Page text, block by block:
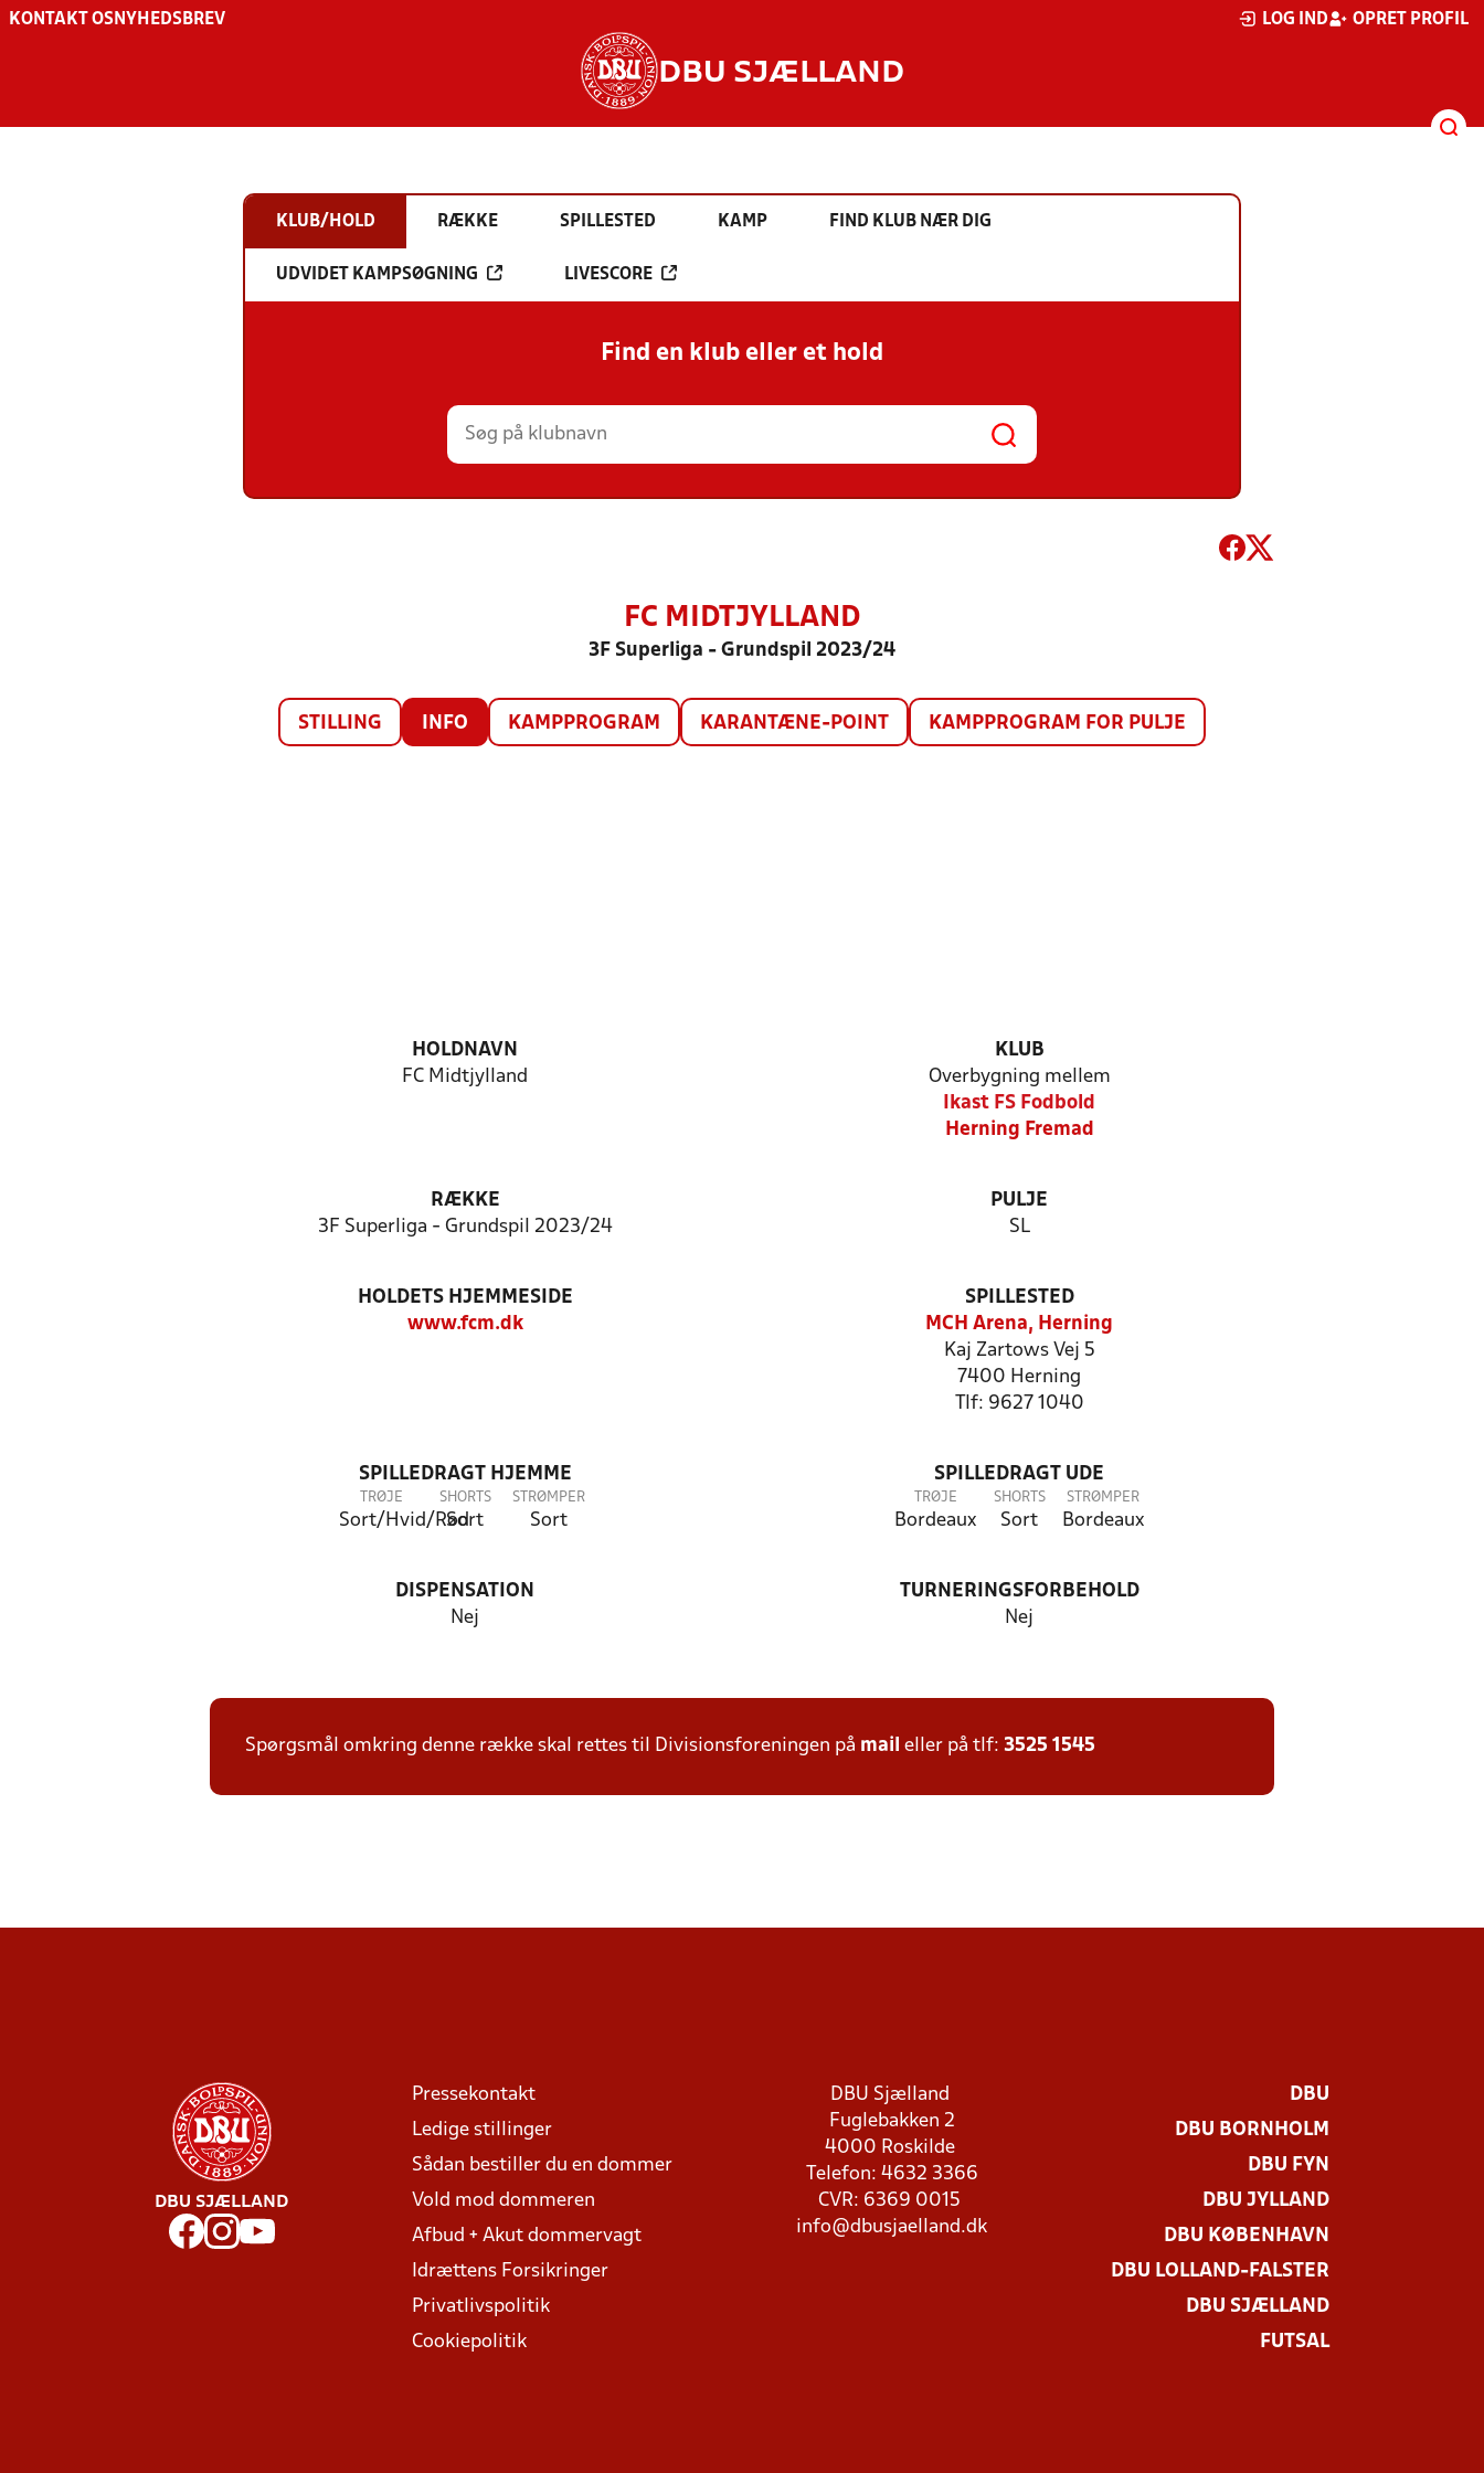
KONTAKT OS NYHEDSBREV LOG IND OPRET PROFIL
DBU SJÆLLAND
KLUB/HOLD RÆKKE SPILLESTED KAMP FIND KLUB NÆR DIG
UDVIDET KAMPSØGNING LIVESCORE
Find en klub eller et hold
FC MIDTJYLLAND
3F Superliga - Grundspil 2023/24
STILLING INFO KAMPPROGRAM KARANTÆNE-POINT KAMPPROGRAM FOR PULJE
HOLDNAVN
FC Midtjylland
KLUB
Overbygning mellem
Ikast FS Fodbold
Herning Fremad
RÆKKE
3F Superliga - Grundspil 2023/24
PULJE
SL
HOLDETS HJEMMESIDE
www.fcm.dk
SPILLESTED
MCH Arena, Herning
Kaj Zartows Vej 5
7400 Herning
Tlf: 9627 1040
SPILLEDRAGT HJEMME
TRØJE
Sort/Hvid/Rød
SHORTS
Sort
STRØMPER
Sort
SPILLEDRAGT UDE
TRØJE
Bordeaux
SHORTS
Sort
STRØMPER
Bordeaux
DISPENSATION
Nej
TURNERINGSFORBEHOLD
Nej
Spørgsmål omkring denne række skal rettes til Divisionsforeningen på mail eller på tlf: 3525 1545
DBU SJÆLLAND
Pressekontakt
Ledige stillinger
Sådan bestiller du en dommer
Vold mod dommeren
Afbud + Akut dommervagt
Idrættens Forsikringer
Privatlivspolitik
Cookiepolitik
DBU Sjælland
Fuglebakken 2
4000 Roskilde
Telefon: 4632 3366
CVR: 6369 0015
info@dbusjaelland.dk
DBU
DBU BORNHOLM
DBU FYN
DBU JYLLAND
DBU KØBENHAVN
DBU LOLLAND-FALSTER
DBU SJÆLLAND
FUTSAL